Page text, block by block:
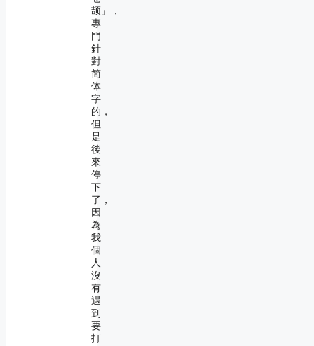
颉」，
專
門
針
對
简
体
字
的，
但
是
後
來
停
下
了，
因
為
我
個
人
沒
有
遇
到
要
打